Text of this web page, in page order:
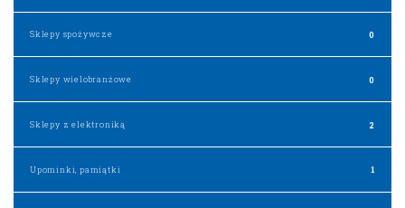
Sklepy spożywcze 0
Sklepy wielobranżowe 0
Sklepy z elektroniką 2
Upominki, pamiątki 1